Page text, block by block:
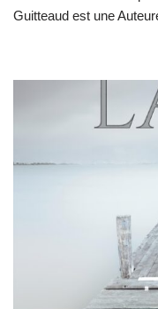
Guitteaud est une